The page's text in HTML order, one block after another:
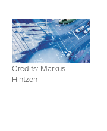
Credits: Markus
Hintzen